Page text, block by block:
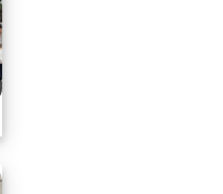
113.1.17中年級營養教育(